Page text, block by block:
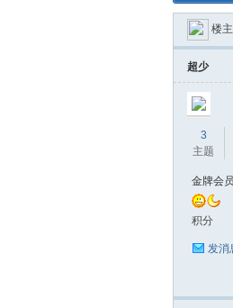
» ›
楼
超少
3
主题
金牌会员
积分
发消